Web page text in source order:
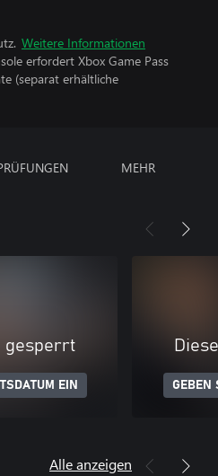
Weitere Informationen
erfordert Xbox Game Pass
(separat erhältliche
MEHR
gesperrt
EIN GEBEN
Alle anzeigen